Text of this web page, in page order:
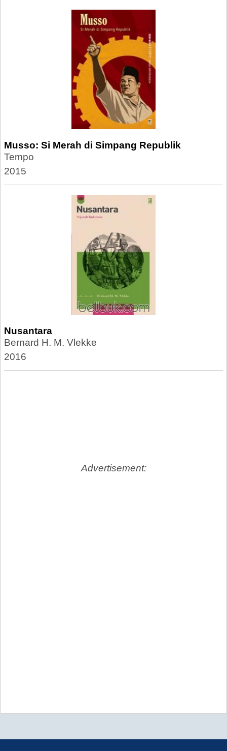
Musso: Si Merah di Simpang Republik
Tempo
2015
Nusantara
Bernard H. M. Vlekke
2016
Advertisement: